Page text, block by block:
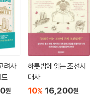
려사
원
하룻밤에 읽는 조선시
대사
10% 16,200원